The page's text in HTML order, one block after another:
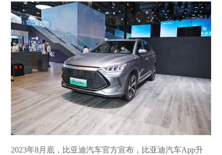
2023年8月底，比亚迪汽车官方宣布，比亚迪汽车App升